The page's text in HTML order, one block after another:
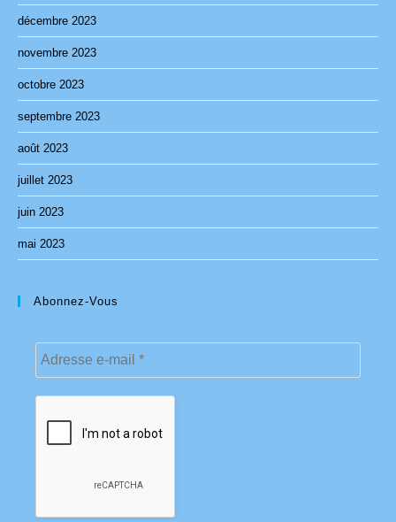
décembre 2023
novembre 2023
octobre 2023
septembre 2023
août 2023
juillet 2023
juin 2023
mai 2023
Abonnez-Vous